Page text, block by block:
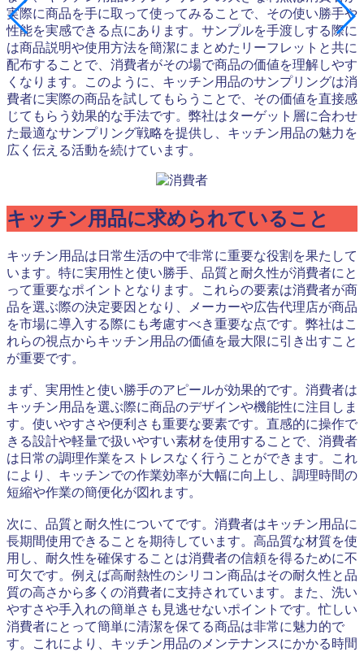
実際に商品を手に取って使ってみることで、その使い勝手や
性能を実感できる点にあります。サンプルを手渡しする際に
は商品説明や使用方法を簡潔にまとめたリーフレットと共に
配布することで、消費者がその場で商品の価値を理解しやす
くなります。このように、キッチン用品のサンプリングは消
費者に実際の商品を試してもらうことで、その価値を直接感
じてもらう効果的な手法です。弊社はターゲット層に合わせ
た最適なサンプリング戦略を提供し、キッチン用品の魅力を
広く伝える活動を続けています。
キッチン用品に求められていること
キッチン用品は日常生活の中で非常に重要な役割を果たして
います。特に実用性と使い勝手、品質と耐久性が消費者にと
って重要なポイントとなります。これらの要素は消費者が商
品を選ぶ際の決定要因となり、メーカーや広告代理店が商品
を市場に導入する際にも考慮すべき重要な点です。弊社はこ
れらの視点からキッチン用品の価値を最大限に引き出すこと
が重要です。
まず、実用性と使い勝手のアピールが効果的です。消費者は
キッチン用品を選ぶ際に商品のデザインや機能性に注目しま
す。使いやすさや便利さも重要な要素です。直感的に操作で
きる設計や軽量で扱いやすい素材を使用することで、消費者
は日常の調理作業をストレスなく行うことができます。これ
により、キッチンでの作業効率が大幅に向上し、調理時間の
短縮や作業の簡便化が図れます。
次に、品質と耐久性についてです。消費者はキッチン用品に
長期間使用できることを期待しています。高品質な材質を使
用し、耐久性を確保することは消費者の信頼を得るために不
可欠です。例えば高耐熱性のシリコン商品はその耐久性と品
質の高さから多くの消費者に支持されています。また、洗い
やすさや手入れの簡単さも見逃せないポイントです。忙しい
消費者にとって簡単に清潔を保てる商品は非常に魅力的で
す。これにより、キッチン用品のメンテナンスにかかる時間